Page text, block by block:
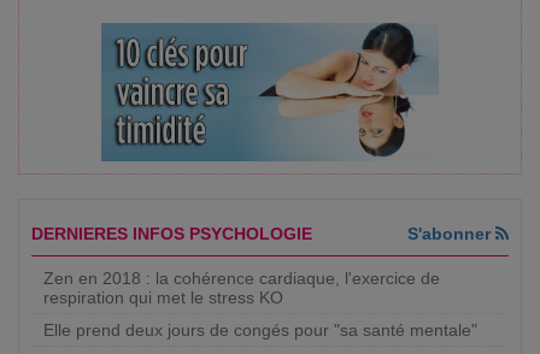
DERNIERES INFOS PSYCHOLOGIE S'abonner
Zen en 2018 : la cohérence cardiaque, l'exercice de
respiration qui met le stress KO
Elle prend deux jours de congés pour "sa santé mentale"